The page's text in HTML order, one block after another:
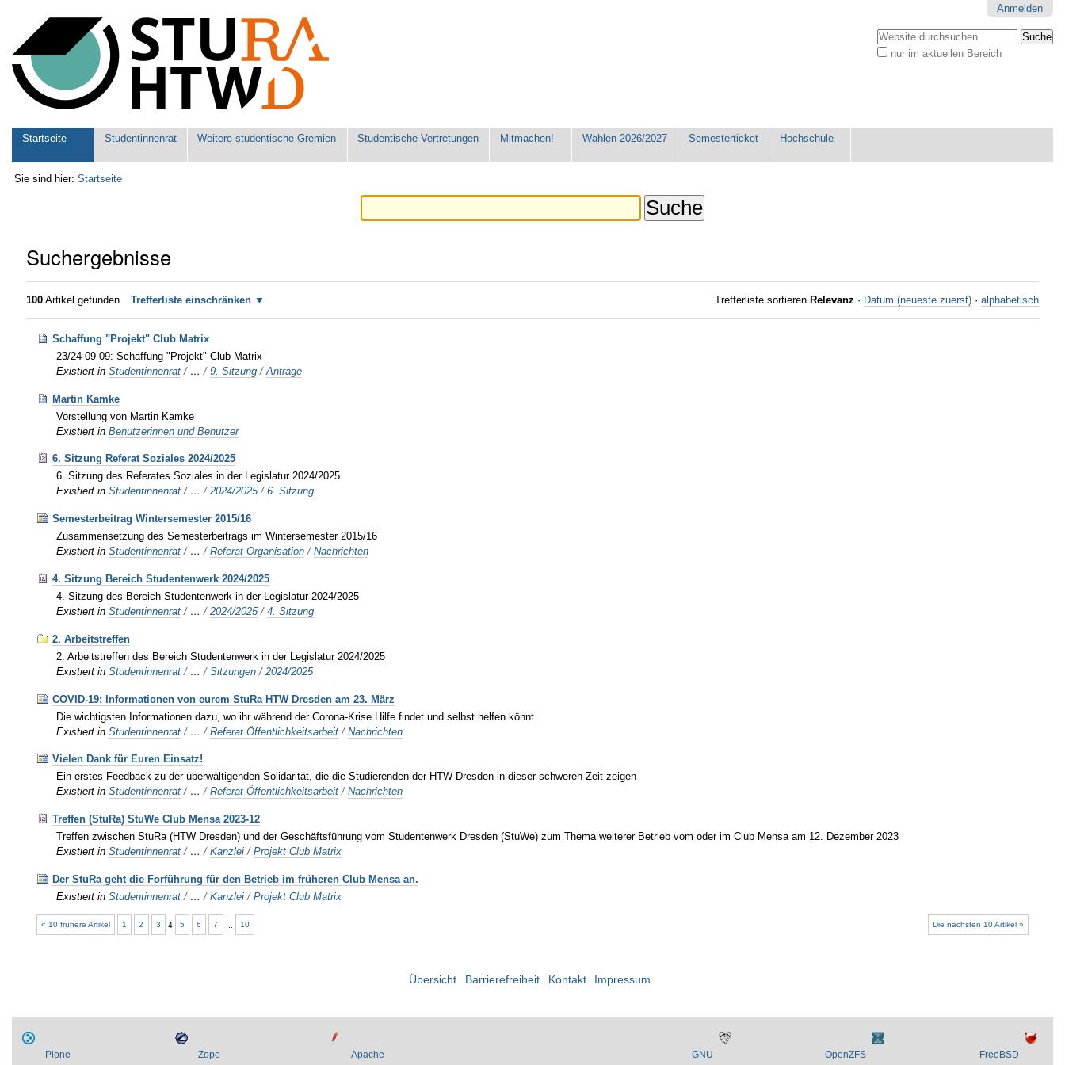
Werkzeuge
Anmelden
Website durchsuchen
nur im aktuellen Bereich
Sektionen
Startseite Studentinnenrat Weitere studentische Gremien Studentische Vertretungen Mitmachen! Wahlen 2026/2027 Semesterticket Hochschule
Sie sind hier: Startseite
Suchergebnisse
100 Artikel gefunden. Trefferliste einschränken Trefferliste sortieren Relevanz · Datum (neueste zuerst) · alphabetisch
Schaffung "Projekt" Club Matrix
23/24-09-09: Schaffung "Projekt" Club Matrix
Existiert in Studentinnenrat / …/9. Sitzung /Anträge
Martin Kamke
Vorstellung von Martin Kamke
Existiert in Benutzerinnen und Benutzer
6. Sitzung Referat Soziales 2024/2025
6. Sitzung des Referates Soziales in der Legislatur 2024/2025
Existiert in Studentinnenrat / …/2024/2025 /6. Sitzung
Semesterbeitrag Wintersemester 2015/16
Zusammensetzung des Semesterbeitrags im Wintersemester 2015/16
Existiert in Studentinnenrat / …/Referat Organisation /Nachrichten
4. Sitzung Bereich Studentenwerk 2024/2025
4. Sitzung des Bereich Studentenwerk in der Legislatur 2024/2025
Existiert in Studentinnenrat / …/2024/2025 /4. Sitzung
2. Arbeitstreffen
2. Arbeitstreffen des Bereich Studentenwerk in der Legislatur 2024/2025
Existiert in Studentinnenrat / …/Sitzungen /2024/2025
COVID-19: Informationen von eurem StuRa HTW Dresden am 23. März
Die wichtigsten Informationen dazu, wo ihr während der Corona-Krise Hilfe findet und selbst helfen könnt
Existiert in Studentinnenrat / …/Referat Öffentlichkeitsarbeit /Nachrichten
Vielen Dank für Euren Einsatz!
Ein erstes Feedback zu der überwältigenden Solidarität, die die Studierenden der HTW Dresden in dieser schweren Zeit zeigen
Existiert in Studentinnenrat / …/Referat Öffentlichkeitsarbeit /Nachrichten
Treffen (StuRa) StuWe Club Mensa 2023-12
Treffen zwischen StuRa (HTW Dresden) und der Geschäftsführung vom Studentenwerk Dresden (StuWe) zum Thema weiterer Betrieb vom oder im Club Mensa am 12. Dezember 2023
Existiert in Studentinnenrat / …/Kanzlei /Projekt Club Matrix
Der StuRa geht die Forführung für den Betrieb im früheren Club Mensa an.
Existiert in Studentinnenrat / …/Kanzlei /Projekt Club Matrix
« 10 frühere Artikel Die nächsten 10 Artikel »
1 2 3 4 5 6 7 10
Übersicht Barrierefreiheit Kontakt Impressum
Plone Zope Apache GNU OpenZFS FreeBSD